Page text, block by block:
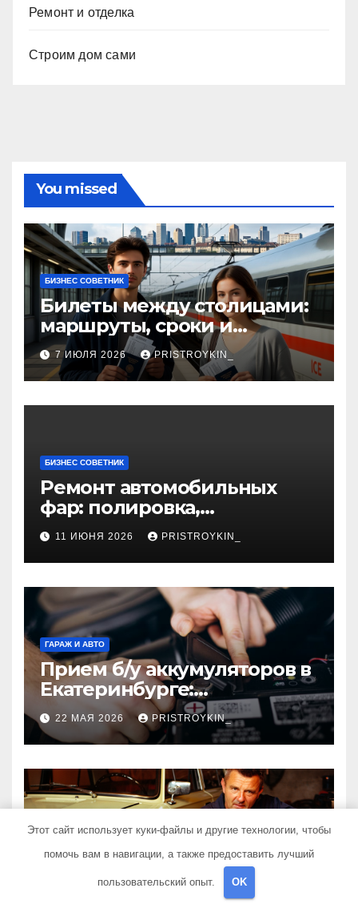
Ремонт и отделка
Строим дом сами
You missed
БИЗНЕС СОВЕТНИК
Билеты между столицами:
маршруты, сроки и
документы
7 ИЮЛЯ 2026 PRISTROYKIN_
БИЗНЕС СОВЕТНИК
Ремонт автомобильных
фар: полировка,
восстановление
герметичности и замена
элементов
11 ИЮНЯ 2026 PRISTROYKIN_
ГАРАЖ И АВТО
Прием б/у аккумуляторов в
Екатеринбурге:
экологичный подход и
реальная выгода для
города
22 МАЯ 2026 PRISTROYKIN_
ГАРАЖ И АВТО
Выбор коробки передач
для автомобиля 2107
PRISTROYKIN_
Этот сайт использует куки-файлы и другие технологии, чтобы
помочь вам в навигации, а также предоставить лучший
пользовательский опыт. OK